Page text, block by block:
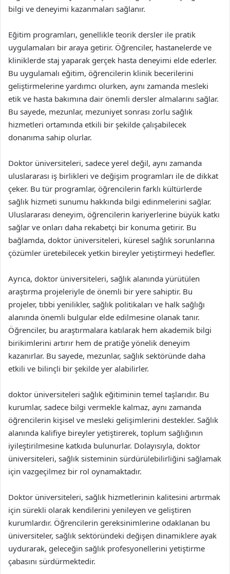
bilgi ve deneyimi kazanmaları sağlanır.
Eğitim programları, genellikle teorik dersler ile pratik
uygulamaları bir araya getirir. Öğrenciler, hastanelerde ve
kliniklerde staj yaparak gerçek hasta deneyimi elde ederler.
Bu uygulamalı eğitim, öğrencilerin klinik becerilerini
geliştirmelerine yardımcı olurken, aynı zamanda mesleki
etik ve hasta bakımına dair önemli dersler almalarını sağlar.
Bu sayede, mezunlar, mezuniyet sonrası zorlu sağlık
hizmetleri ortamında etkili bir şekilde çalışabilecek
donanıma sahip olurlar.
Doktor üniversiteleri, sadece yerel değil, aynı zamanda
uluslararası iş birlikleri ve değişim programları ile de dikkat
çeker. Bu tür programlar, öğrencilerin farklı kültürlerde
sağlık hizmeti sunumu hakkında bilgi edinmelerini sağlar.
Uluslararası deneyim, öğrencilerin kariyerlerine büyük katkı
sağlar ve onları daha rekabetçi bir konuma getirir. Bu
bağlamda, doktor üniversiteleri, küresel sağlık sorunlarına
çözümler üretebilecek yetkin bireyler yetiştirmeyi hedefler.
Ayrıca, doktor üniversiteleri, sağlık alanında yürütülen
araştırma projeleriyle de önemli bir yere sahiptir. Bu
projeler, tıbbi yenilikler, sağlık politikaları ve halk sağlığı
alanında önemli bulgular elde edilmesine olanak tanır.
Öğrenciler, bu araştırmalara katılarak hem akademik bilgi
birikimlerini artırır hem de pratiğe yönelik deneyim
kazanırlar. Bu sayede, mezunlar, sağlık sektöründe daha
etkili ve bilinçli bir şekilde yer alabilirler.
doktor üniversiteleri sağlık eğitiminin temel taşlarıdır. Bu
kurumlar, sadece bilgi vermekle kalmaz, aynı zamanda
öğrencilerin kişisel ve mesleki gelişimlerini destekler. Sağlık
alanında kalifiye bireyler yetiştirerek, toplum sağlığının
iyileştirilmesine katkıda bulunurlar. Dolayısıyla, doktor
üniversiteleri, sağlık sisteminin sürdürülebilirliğini sağlamak
için vazgeçilmez bir rol oynamaktadır.
Doktor üniversiteleri, sağlık hizmetlerinin kalitesini artırmak
için sürekli olarak kendilerini yenileyen ve geliştiren
kurumlardır. Öğrencilerin gereksinimlerine odaklanan bu
üniversiteler, sağlık sektöründeki değişen dinamiklere ayak
uydurarak, geleceğin sağlık profesyonellerini yetiştirme
çabasını sürdürmektedir.